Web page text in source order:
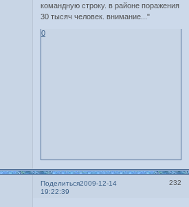
командную строку. в районе поражения
30 тысяч человек. внимание..."
0
Поделиться 232
2009-12-14
19:22:39